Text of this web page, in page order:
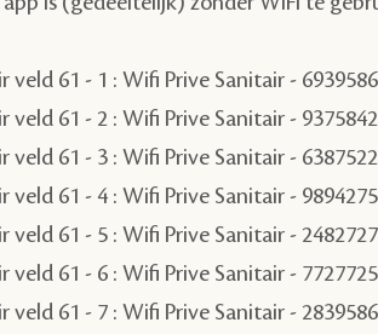
veld 61 - 1 : Wifi Prive Sanitair -
veld 61 - 2 : Wifi Prive Sanitair -
veld 61 - 3 : Wifi Prive Sanitair -
veld 61 - 4 : Wifi Prive Sanitair -
veld 61 - 5 : Wifi Prive Sanitair -
veld 61 - 6 : Wifi Prive Sanitair -
veld 61 - 7 : Wifi Prive Sanitair -